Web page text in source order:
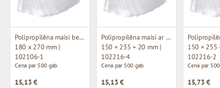
Polipropilēna maisi bez pamatnes
180 x 270 mm |
102106-1
Cena par 500 gab.
15,13 €
Polipropilēna maisi ar pamatni
150 × 235 + 20 mm |
102216-4
Cena par 500 gab.
15,13 €
150 × 255
102216-2
Cena par
15,73 €